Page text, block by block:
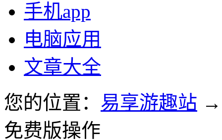
手机app
电脑应用
文章大全
您的位置： 易享游趣站
免费版操作